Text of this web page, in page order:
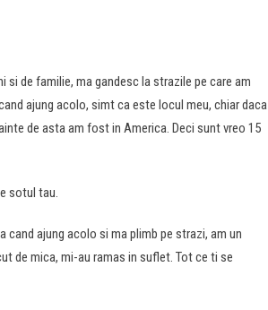
si de familie, ma gandesc la strazile pe care am
ajung acolo, simt ca este locul meu, chiar daca
de asta am fost in America. Deci sunt vreo 15
sotul tau.
cand ajung acolo si ma plimb pe strazi, am un
de mica, mi-au ramas in suflet. Tot ce ti se